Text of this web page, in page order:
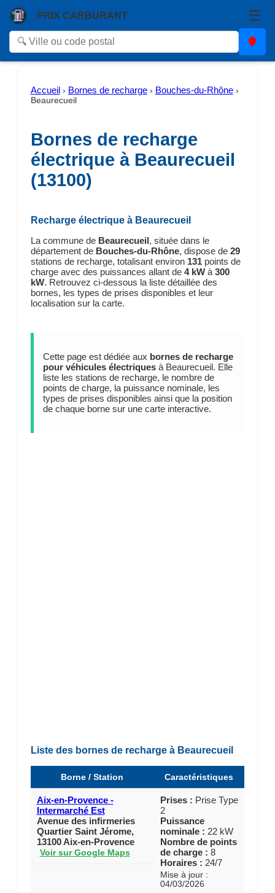
PRIX CARBURANT ☰
Accueil › Bornes de recharge› Bouches-du-Rhône›
Beaurecueil
Bornes de recharge
électrique à Beaurecueil
(13100)
Recharge électrique à Beaurecueil
La commune de Beaurecueil, située dans le
département de Bouches-du-Rhône, dispose de 29
stations de recharge, totalisant environ 131points de
charge avec des puissances allant de 4 kWà 300
kW. Retrouvez ci-dessous la liste détaillée des
bornes, les types de prises disponibles et leur
localisation sur la carte.
Cette page est dédiée aux bornes de recharge
pour véhicules électriquesà Beaurecueil. Elle
liste les stations de recharge, le nombre de
points de charge, la puissance nominale, les
types de prises disponibles ainsi que la position
de chaque borne sur une carte interactive.
Liste des bornes de recharge à Beaurecueil
Borne / Station Caractéristiques
Aix-en-Provence -
Intermarché Est
Avenue des infirmeries
Quartier Saint Jérome,
13100 Aix-en-Provence
Voir sur Google Maps
Prises : Prise Type
2
Puissance
nominale : 22 kW
Nombre de points
de charge : 8
Horaires : 24/7
Mise à jour :
04/03/2026